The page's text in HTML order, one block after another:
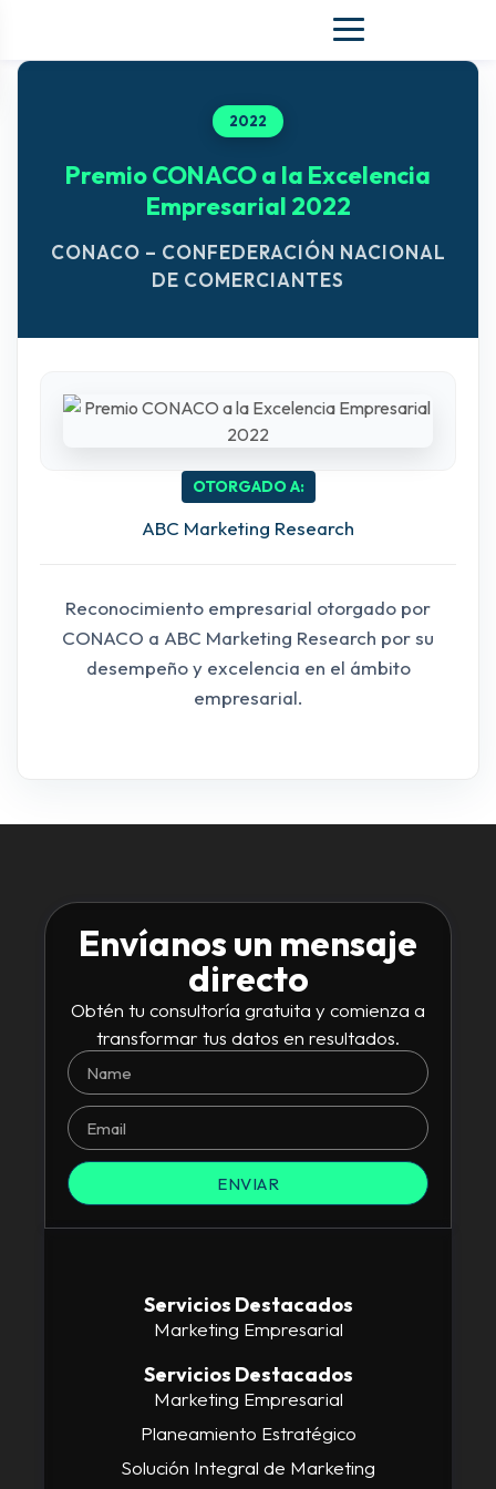
2022
Premio CONACO a la Excelencia
Empresarial 2022
CONACO – CONFEDERACIÓN NACIONAL
DE COMERCIANTES
OTORGADO A:
ABC Marketing Research
Reconocimiento empresarial otorgado por
CONACO a ABC Marketing Research por su
desempeño y excelencia en el ámbito
empresarial.
Envíanos un mensaje
directo
Obtén tu consultoría gratuita y comienza a
transformar tus datos en resultados.
ENVIAR
Servicios Destacados
Marketing Empresarial
Servicios Destacados
Marketing Empresarial
Planeamiento Estratégico
Solución Integral de Marketing